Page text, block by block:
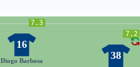
7.3
16
Diogo Barbosa
7.2
38